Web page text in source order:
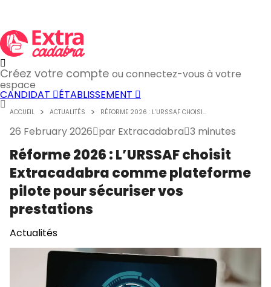
Créez votre compte ou connectez-vous à votre
espace
CANDIDAT ÉTABLISSEMENT
ACCUEIL ACTUALITÉS RÉFORME 2026 : L’URSSAF CHOISI...
26 February 2026 par Extracadabra 3 minutes
Réforme 2026 : L’URSSAF choisit
Extracadabra comme plateforme
pilote pour sécuriser vos
prestations
Actualités